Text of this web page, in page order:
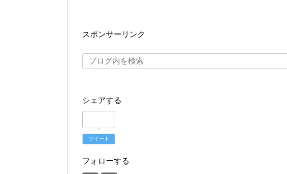
スポンサーリンク
シェアする
ツイート
フォローする